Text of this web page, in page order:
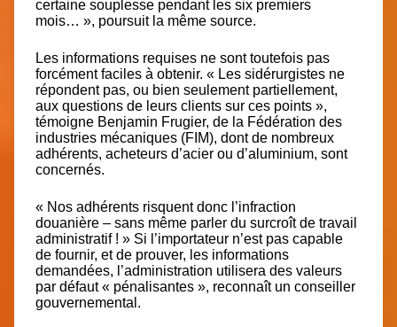
certaine souplesse pendant les six premiers
mois… », poursuit la même source.
Les informations requises ne sont toutefois pas
forcément faciles à obtenir. « Les sidérurgistes ne
répondent pas, ou bien seulement partiellement,
aux questions de leurs clients sur ces points »,
témoigne Benjamin Frugier, de la Fédération des
industries mécaniques (FIM), dont de nombreux
adhérents, acheteurs d’acier ou d’aluminium, sont
concernés.
« Nos adhérents risquent donc l’infraction
douanière – sans même parler du surcroît de travail
administratif ! » Si l’importateur n’est pas capable
de fournir, et de prouver, les informations
demandées, l’administration utilisera des valeurs
par défaut « pénalisantes », reconnaît un conseiller
gouvernemental.